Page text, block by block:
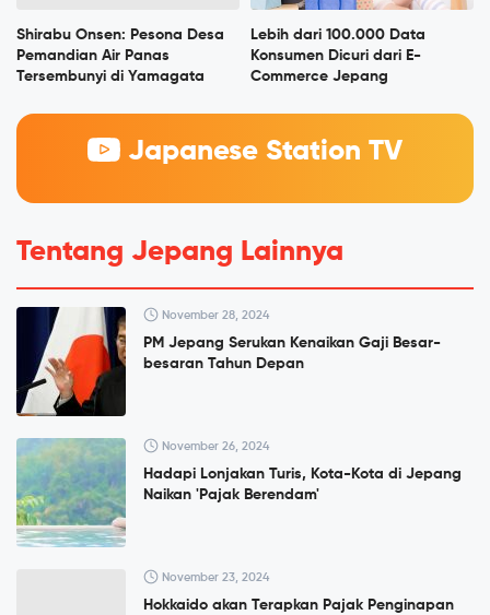
Shirabu Onsen: Pesona Desa
Pemandian Air Panas
Tersembunyi di Yamagata
Lebih dari 100.000 Data
Konsumen Dicuri dari E-
Commerce Jepang
Japanese Station TV
Tentang Jepang Lainnya
November 28, 2024
PM Jepang Serukan Kenaikan Gaji Besar-
besaran Tahun Depan
November 26, 2024
Hadapi Lonjakan Turis, Kota-Kota di Jepang
Naikan 'Pajak Berendam'
November 23, 2024
Hokkaido akan Terapkan Pajak Penginapan